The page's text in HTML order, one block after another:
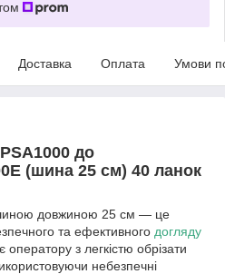
Доставка Оплата Умови
до
(шина 25 см) 40 ланок
довжиною 25 см — це
та ефективного догляду
з легкістю обрізати
небезпечні